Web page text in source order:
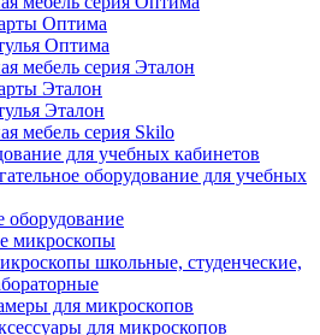
Оптима
Оптима
мебель серия Эталон
Эталон
Эталон
мебель серия Skilo
для учебных кабинетов
оборудование для учебных
оборудование
микроскопы
школьные, студенческие,
для микроскопов
для микроскопов